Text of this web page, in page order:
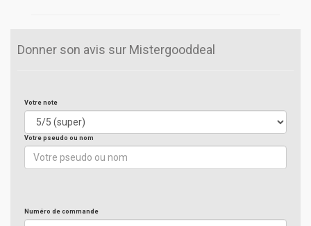
Donner son avis sur Mistergooddeal
Votre note
Votre pseudo ou nom
Numéro de commande